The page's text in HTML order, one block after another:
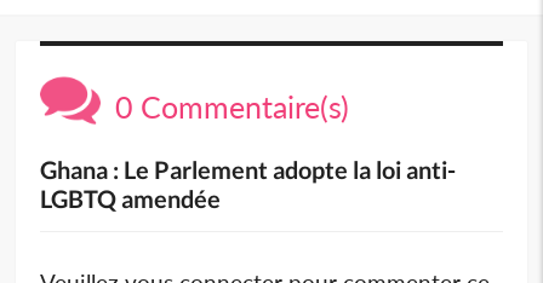
0 Commentaire(s)
Ghana : Le Parlement adopte la loi anti-
LGBTQ amendée